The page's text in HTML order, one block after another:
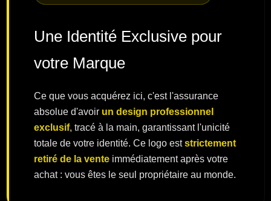
Une Identité Exclusive pour
votre Marque
Ce que vous acquérez ici, c'est l'assurance
absolue d'avoir un design professionnel
exclusif, tracé à la main, garantissant l'unicité
totale de votre identité. Ce logo eststrictement
retiré de la vente immédiatement après votre
achat : vous êtes le seul propriétaire au monde.